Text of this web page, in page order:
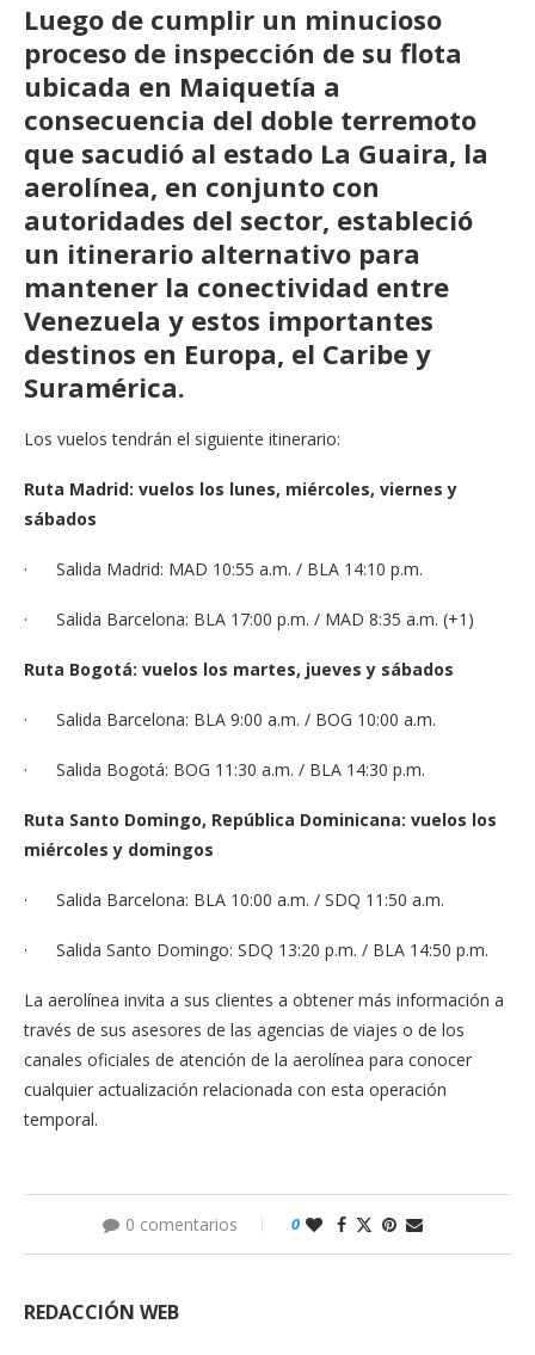
Luego de cumplir un minucioso
proceso de inspección de su flota
ubicada en Maiquetía a
consecuencia del doble terremoto
que sacudió al estado La Guaira, la
aerolínea, en conjunto con
autoridades del sector, estableció
un itinerario alternativo para
mantener la conectividad entre
Venezuela y estos importantes
destinos en Europa, el Caribe y
Suramérica.
Los vuelos tendrán el siguiente itinerario:
Ruta Madrid: vuelos los lunes, miércoles, viernes y
sábados
· Salida Madrid: MAD 10:55 a.m. / BLA 14:10 p.m.
· Salida Barcelona: BLA 17:00 p.m. / MAD 8:35 a.m. (+1)
Ruta Bogotá: vuelos los martes, jueves y sábados
· Salida Barcelona: BLA 9:00 a.m. / BOG 10:00 a.m.
· Salida Bogotá: BOG 11:30 a.m. / BLA 14:30 p.m.
Ruta Santo Domingo, República Dominicana: vuelos los
miércoles y domingos
· Salida Barcelona: BLA 10:00 a.m. / SDQ 11:50 a.m.
· Salida Santo Domingo: SDQ 13:20 p.m. / BLA 14:50 p.m.
La aerolínea invita a sus clientes a obtener más información a
través de sus asesores de las agencias de viajes o de los
canales oficiales de atención de la aerolínea para conocer
cualquier actualización relacionada con esta operación
temporal.
0 comentarios 0
REDACCIÓN WEB